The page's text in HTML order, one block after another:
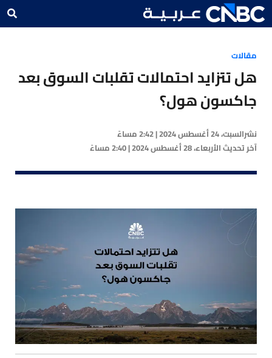
مقالات
هل تتزايد احتمالات تقلبات السوق بعد
جاكسون هول؟
نشرالسبت، 24 أغسطس 2024 | 2:42 مساءً
آخر تحديثالأربعاء، 28 أغسطس 2024 | 2:40 مساءً